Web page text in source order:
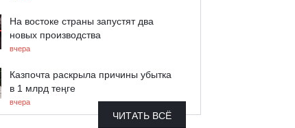
На востоке страны запустят два
новых производства
вчера
Казпочта раскрыла причины убытка
в 1 млрд теңге
вчера
ЧИТАТЬ ВСЁ